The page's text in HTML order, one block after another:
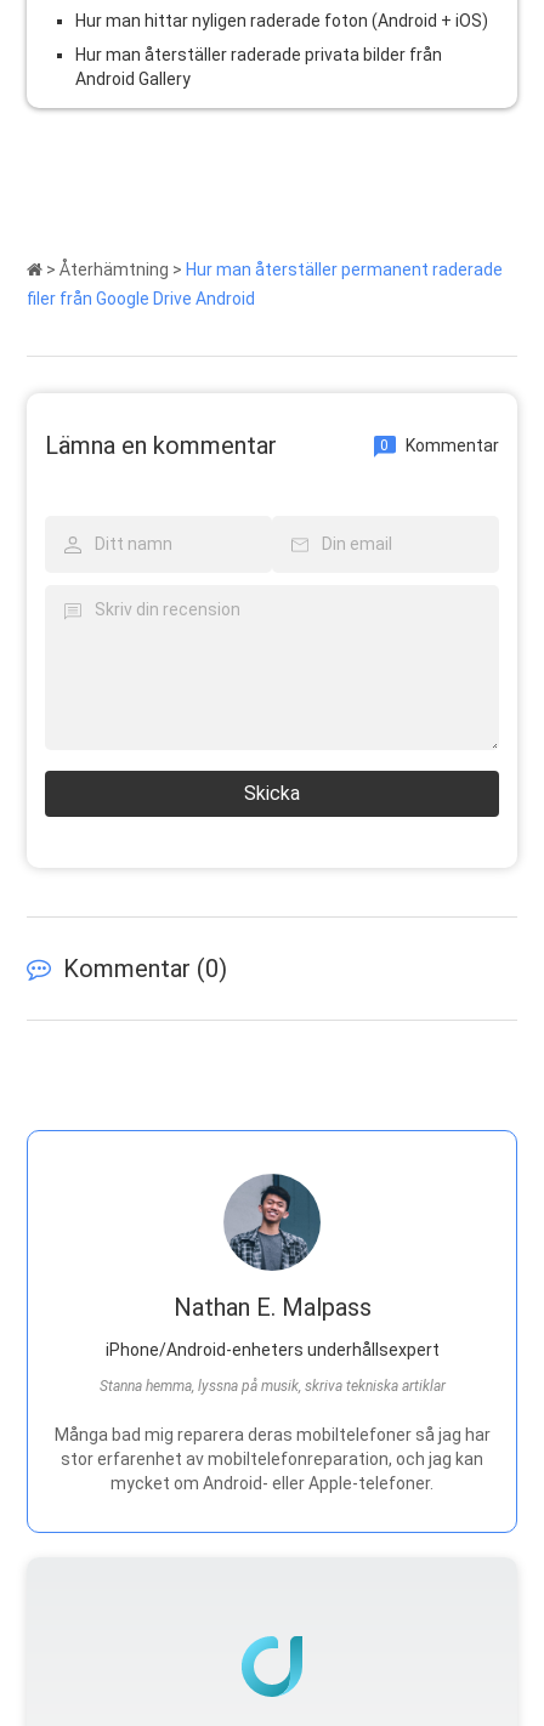
Hur man hittar nyligen raderade foton (Android + iOS)
Hur man återställer raderade privata bilder från
Android Gallery
>Återhämtning > Hur man återställer permanent raderade
filer från Google Drive Android
Lämna en kommentar 0 Kommentar
Skicka
Kommentar (0)
Nathan E. Malpass
iPhone/Android-enheters underhållsexpert
Stanna hemma, lyssna på musik, skriva tekniska artiklar
Många bad mig reparera deras mobiltelefoner så jag har
stor erfarenhet av mobiltelefonreparation, och jag kan
mycket om Android- eller Apple-telefoner.